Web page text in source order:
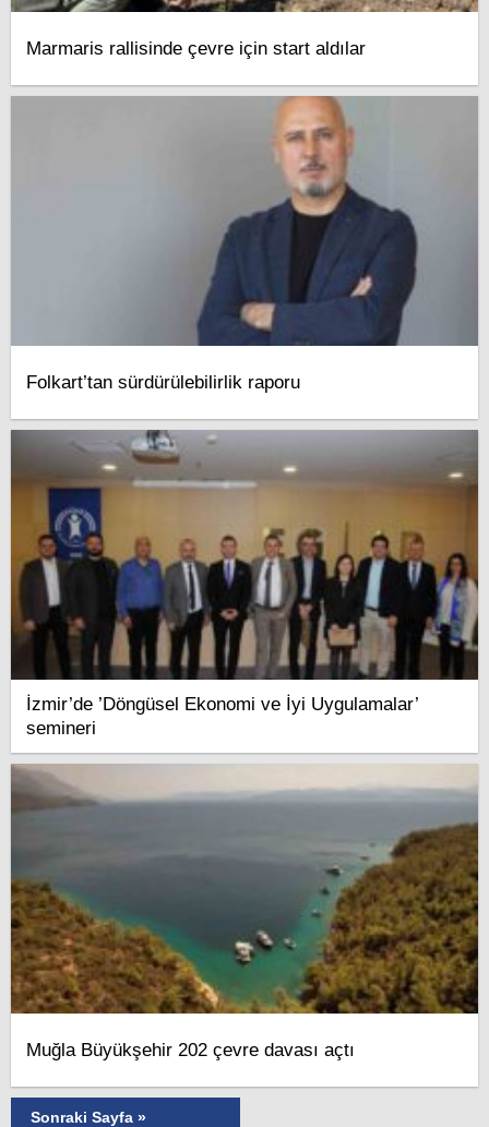
Marmaris rallisinde çevre için start aldılar
Folkart’tan sürdürülebilirlik raporu
İzmir’de ’Döngüsel Ekonomi ve İyi Uygulamalar’
semineri
Muğla Büyükşehir 202 çevre davası açtı
Sonraki Sayfa »